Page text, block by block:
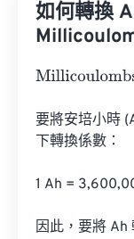
如何轉換
Millicoulombs=
要將安培小時
下轉換係數：
1 Ah =
因此，要將 Ah